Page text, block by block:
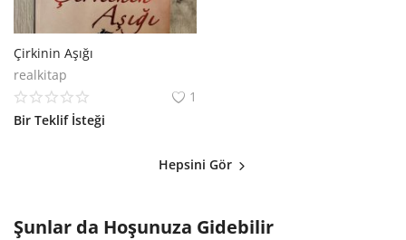
Çirkinin Aşığı
realkitap
1
Bir Teklif İsteği
Hepsini Gör
Şunlar da Hoşunuza Gidebilir